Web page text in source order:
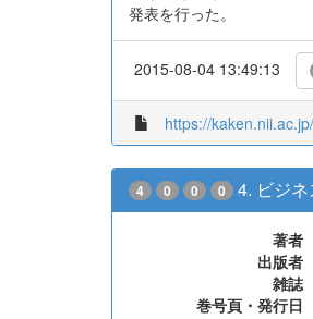
発表を行った。
2015-08-04 13:49:13
https://
4 0 0 0 4. ビジ
著者
出版者
雑誌
巻号頁・発行日